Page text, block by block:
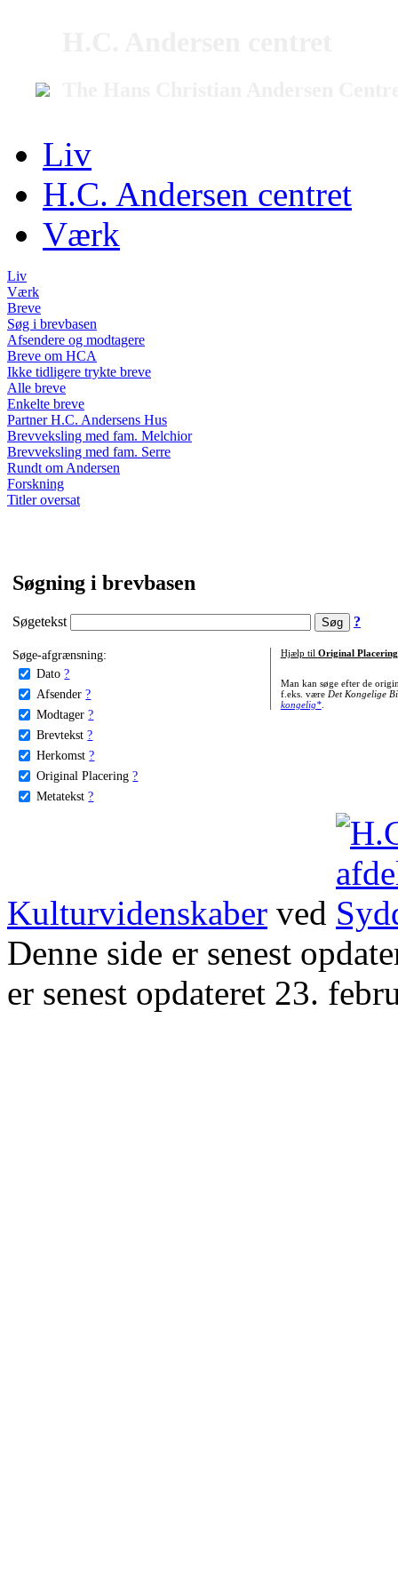
Liv
H.C. Andersen centret
Værk
Liv
Værk
Breve
Søg i brevbasen
Afsendere og modtagere
Breve om HCA
Ikke tidligere trykte breve
Alle breve
Enkelte breve
Partner H.C. Andersens Hus
Brevveksling med fam. Melchior
Brevveksling med fam. Serre
Rundt om Andersen
Forskning
Titler oversat
Søgning i brevbasen
Søgetekst ?
Søge-afgrænsning:
Dato ?
Afsender ?
Modtager ?
Brevtekst ?
Herkomst ?
Original Placering ?
Metatekst ?
Hjælp til Original Placering
Man kan søge efter de
f.eks. være Det Kongelige
kongelig*.
Kulturvidenskaber ved
Denne side er senest
er senest opdateret 23.